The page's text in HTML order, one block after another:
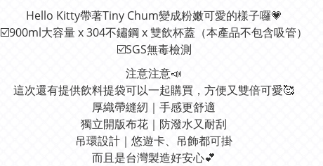
Hello Kitty帶著Tiny Chum變成粉嫩可愛的樣子囉💗
☑️900ml大容量 x 304不鏽鋼 x 雙飲杯蓋（本產品不包含吸管）
☑️SGS無毒檢測
注意注意📣
這次還有提供飲料提袋可以一起購買，方便又雙倍可愛🥰
厚織帶縫紉｜手感更舒適
獨立開版布花｜防潑水又耐刮
吊環設計｜悠遊卡、吊飾都可掛
而且是台灣製造好安心💕